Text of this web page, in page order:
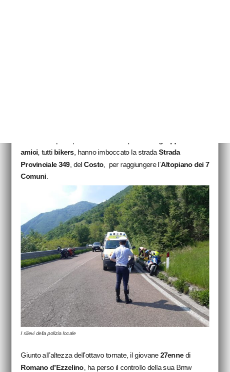
amici, tutti bikers, hanno imboccato la stradaStrada
Provinciale 349, delCosto, per raggiungere l’Altopiano dei 7
Comuni.
I rilievi della polizia locale
Giunto all’altezza dell’ottavo tornate, il giovane27ennedi
Romano d’Ezzelino, ha perso il controllo della sua Bmw